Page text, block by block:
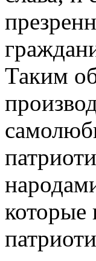
Таким
которые